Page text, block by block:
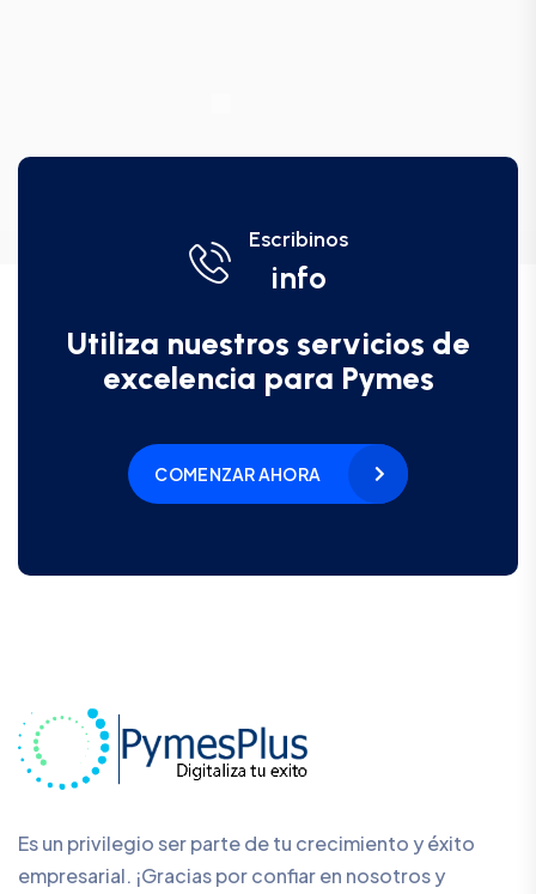
Escribinos
info
Utiliza nuestros servicios de
excelencia para Pymes
COMENZAR AHORA
Es un privilegio ser parte de tu crecimiento y éxito
empresarial. ¡Gracias por confiar en nosotros y